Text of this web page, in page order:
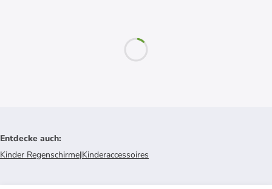
Entdecke auch:
Kinder Regenschirme|Kinderaccessoires